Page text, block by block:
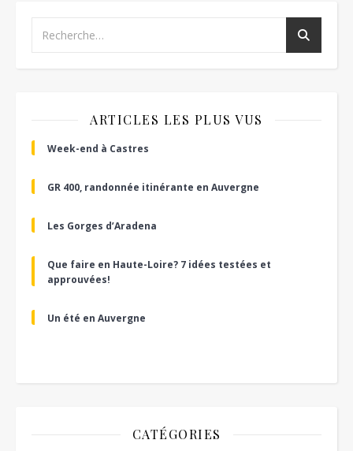
ARTICLES LES PLUS VUS
Week-end à Castres
GR 400, randonnée itinérante en Auvergne
Les Gorges d’Aradena
Que faire en Haute-Loire? 7 idées testées et
approuvées!
Un été en Auvergne
CATÉGORIES